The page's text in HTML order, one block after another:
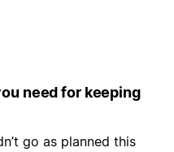
need for keeping
go as planned this